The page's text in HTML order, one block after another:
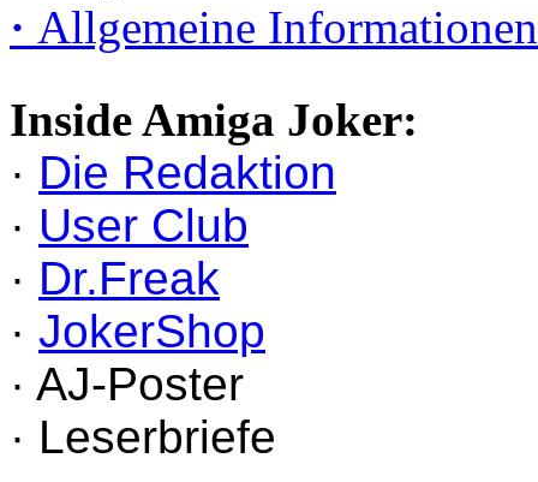
· Allgemeine Informationen
Inside Amiga Joker:
· Die Redaktion
· User Club
· Dr.Freak
· JokerShop
· AJ-Poster
· Leserbriefe